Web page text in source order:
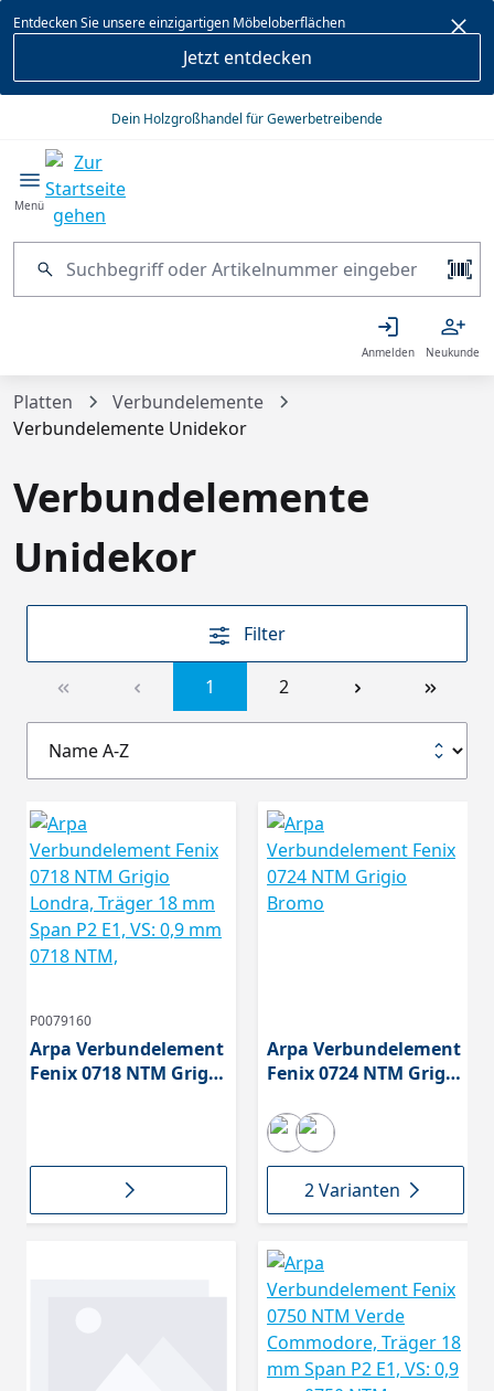
springen
Entdecken Sie unsere einzigartigen Möbeloberflächen
Jetzt entdecken
Dein Holzgroßhandel für Gewerbetreibende
Menü
Anmelden Neukunde
Platten
Verbundelemente
Verbundelemente Unidekor
Verbundelemente
Unidekor
Filter
1 2
P0079160
Arpa Verbundelement
Fenix 0718 NTM Grigio
Arpa Verbundelement
Fenix 0724 NTM Grigio
2 Varianten